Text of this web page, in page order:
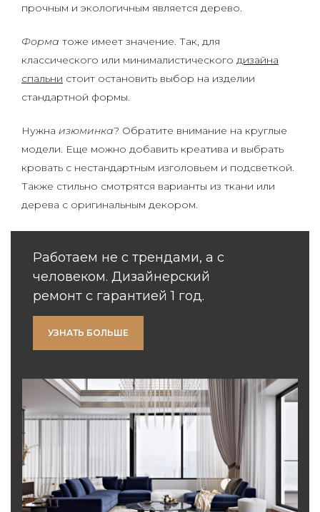
прочным и экологичным является дерево.
Форма тоже имеет значение. Так, для
классического или минималистического дизайна
спальни стоит остановить выбор на изделии
стандартной формы.
Нужна изюминка? Обратите внимание на круглые
модели. Еще можно добавить креатива и выбрать
кровать с нестандартным изголовьем и подсветкой.
Также стильно смотрятся варианты из ткани или
дерева с оригинальным декором.
Работаем не с трендами, а с
человеком. Дизайнерский
ремонт с гарантией 1 год.
УЗНАТЬ БОЛЬШЕ